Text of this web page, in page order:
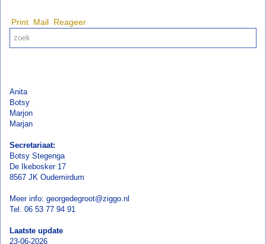
Print Mail Reageer
Anita
Botsy
Marjon
Marjan
Secretariaat:
Botsy Stegenga
De Ikebosker 17
8567 JK Oudemirdum
Meer info: georgedegroot@ziggo.nl
Tel. 06 53 77 94 91
Laatste update
23-06-2026